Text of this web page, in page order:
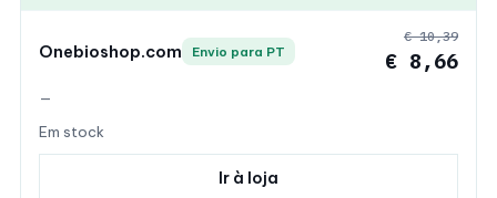
Onebioshop.com Envio para PT
—
Em stock
€ 10,39
€ 8,66
Ir à loja